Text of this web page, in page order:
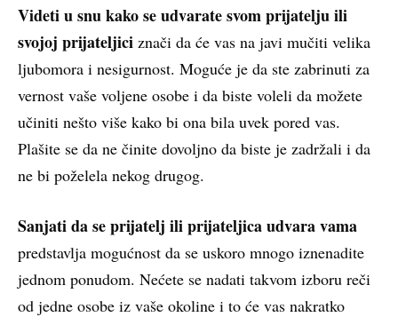
Videti u snu kako se udvarate svom prijatelju ili
svojoj prijateljici znači da će vas na javi mučiti velika
ljubomora i nesigurnost. Moguće je da ste zabrinuti za
vernost vaše voljene osobe i da biste voleli da možete
učiniti nešto više kako bi ona bila uvek pored vas.
Plašite se da ne činite dovoljno da biste je zadržali i da
ne bi poželela nekog drugog.
Sanjati da se prijatelj ili prijateljica udvara vama
predstavlja mogućnost da se uskoro mnogo iznenadite
jednom ponudom. Nećete se nadati takvom izboru reči
od jedne osobe iz vaše okoline i to će vas nakratko